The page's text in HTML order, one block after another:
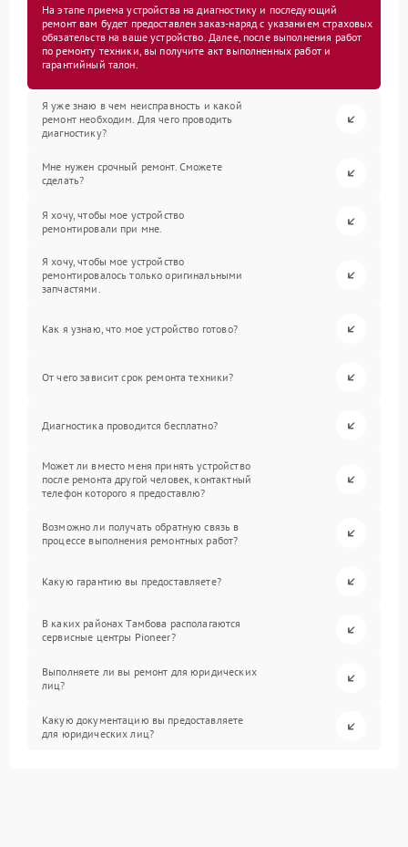
На этапе приема устройства на диагностику и последующий
ремонт вам будет предоставлен заказ-наряд с указанием страховых
обязательств на ваше устройство. Далее, после выполнения работ
по ремонту техники, вы получите акт выполненных работ и
гарантийный талон.
Я уже знаю в чем неисправность и какой
ремонт необходим. Для чего проводить
диагностику?
Мне нужен срочный ремонт. Сможете
сделать?
Я хочу, чтобы мое устройство
ремонтировали при мне.
Я хочу, чтобы мое устройство
ремонтировалось только оригинальными
запчастями.
Как я узнаю, что мое устройство готово?
От чего зависит срок ремонта техники?
Диагностика проводится бесплатно?
Может ли вместо меня принять устройство
после ремонта другой человек, контактный
телефон которого я предоставлю?
Возможно ли получать обратную связь в
процессе выполнения ремонтных работ?
Какую гарантию вы предоставляете?
В каких районах Тамбова располагаются
сервисные центры Pioneer?
Выполняете ли вы ремонт для юридических
лиц?
Какую документацию вы предоставляете
для юридических лиц?